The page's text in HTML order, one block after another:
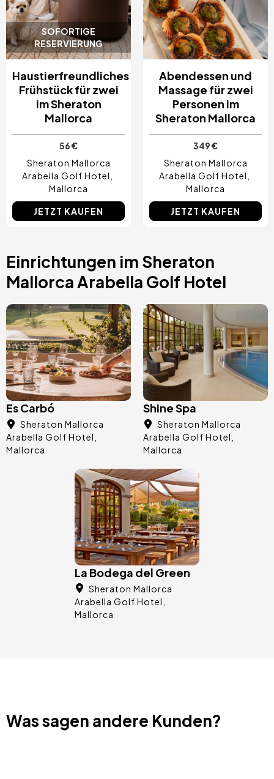
SOFORTIGE
RESERVIERUNG
Haustierfreundliches
Frühstück für zwei
im Sheraton
Mallorca
56 €
Sheraton Mallorca
Arabella Golf Hotel
Mallorca
JETZT KAUFEN
Abendessen und
Massage für zwei
Personen im
Sheraton Mallorca
349 €
Sheraton Mallorca
Arabella Golf Hotel
Mallorca
JETZT KAUFEN
Einrichtungen im Sheraton
Mallorca Arabella Golf Hotel
Bild
Es Carbó
Sheraton Mallorca
Arabella Golf Hotel
Mallorca
Bild
Shine Spa
Sheraton Mallorca
Arabella Golf Hotel
Mallorca
Bild
La Bodega del Green
Sheraton Mallorca
Arabella Golf Hotel
Mallorca
Was sagen andere Kunden?